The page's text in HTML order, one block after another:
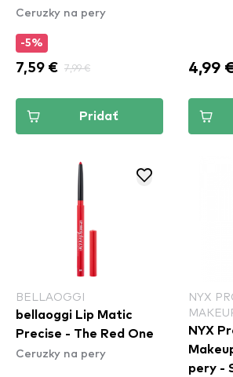
Gimme Drama
Ceruzky na pery
-5%
7,59 € 7,99 €
Pridať
4,99
BELLAOGGI
bellaoggi Lip Matic
Precise - The Red One
Ceruzky na pery
NYX
NYX
pery -